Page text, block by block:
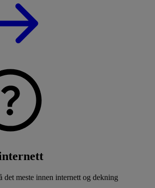
det meste innen internett og dekning